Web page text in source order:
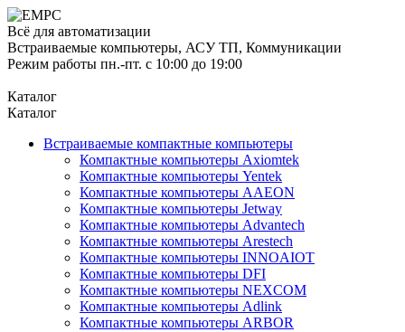
Всё для автоматизации
Встраиваемые компьютеры, АСУ ТП, Коммуникации
Режим работы пн.-пт. с 10:00 до 19:00
Каталог
Каталог
Встраиваемые компактные компьютеры
Компактные компьютеры Axiomtek
Компактные компьютеры Yentek
Компактные компьютеры AAEON
Компактные компьютеры Jetway
Компактные компьютеры Advantech
Компактные компьютеры Arestech
Компактные компьютеры INNOAIOT
Компактные компьютеры DFI
Компактные компьютеры NEXCOM
Компактные компьютеры Adlink
Компактные компьютеры ARBOR